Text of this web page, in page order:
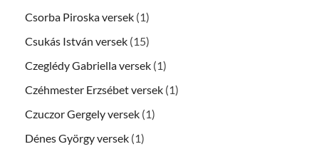
Csorba Piroska versek (1)
Csukás István versek (15)
Czeglédy Gabriella versek (1)
Czéhmester Erzsébet versek (1)
Czuczor Gergely versek (1)
Dénes György versek (1)